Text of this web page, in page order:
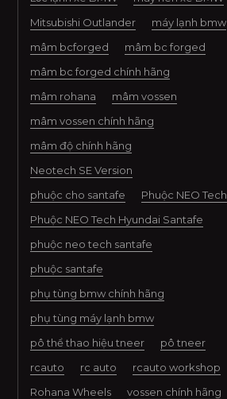
Mitsubishi Outlander
máy lạnh bmw
mâm bcforged
mâm bc forged
mâm bc forged chính hãng
mâm rohana
mâm vossen
mâm vossen chính hãng
mâm độ chính hãng
Neotech SE Version
phuộc cho santafe
Phuộc NEO Tech
Phuộc NEO Tech Hyundai Santafe
phuộc neo tech santafe
phuộc santafe
phụ tùng bmw chính hãng
phụ tùng máy lạnh bmw
pô thể thao hiệu tneer
pô tneer
rcauto
rc auto
rcauto workshop
Rohana Wheels
vossen chính hãng